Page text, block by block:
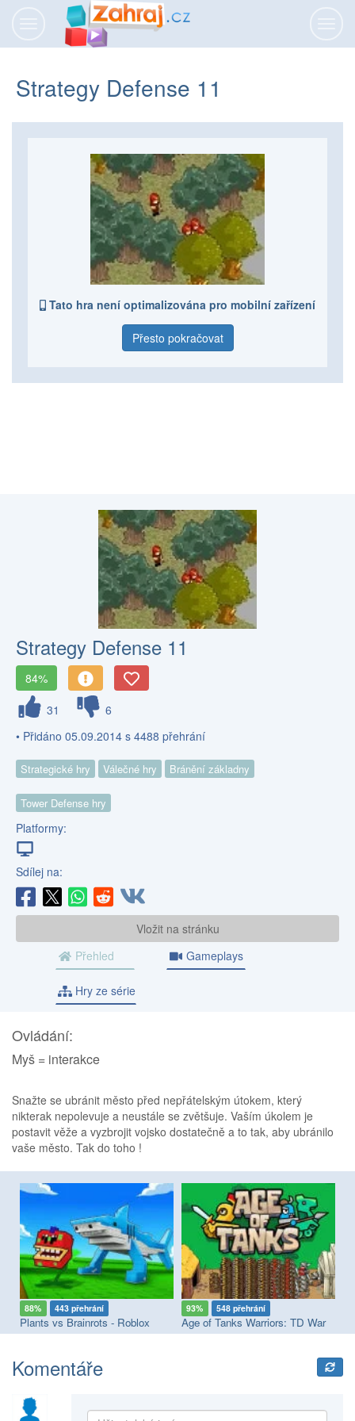
Strategy Defense 11
Tato hra není optimalizována pro mobilní zařízení
Přesto pokračovat
Strategy Defense 11
84%
31
6
• Přidáno 05.09.2014 s 4488 přehrání
Strategické hry Válečné hry Bránění základny
Tower Defense hry
Platformy:
Sdílej na:
Vložit na stránku
Přehled
Gameplays
Hry ze série
Ovládání:
Myš = interakce
Snažte se ubránit město před nepřátelským útokem, který
nikterak nepolevuje a neustále se zvětšuje. Vaším úkolem je
postavit věže a vyzbrojit vojsko dostatečně a to tak, aby ubránilo
vaše město. Tak do toho !
88% 443 přehrání
Plants vs Brainrots - Roblox
93% 548 přehrání
Age of Tanks Warriors: TD War
Komentáře